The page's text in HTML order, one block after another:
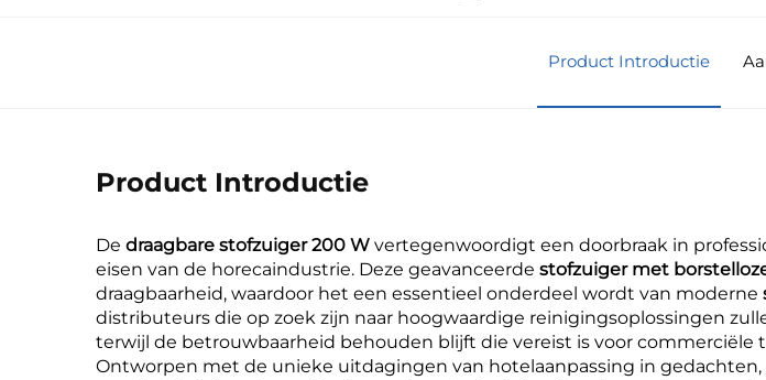
Product Introductie
Product Introductie
De draagbare stofzuiger 200 W vertegenwoordigt een doorbraak in
eisen van de horecaindustrie. Deze geavanceerde stofzuiger met
draagbaarheid, waardoor het een essentieel onderdeel wordt van moderne
distributeurs die op zoek zijn naar hoogwaardige reinigingsoplossingen
terwijl de betrouwbaarheid behouden blijft die vereist is voor commerciële
Ontworpen met de unieke uitdagingen van hotelaanpassing in gedachten,